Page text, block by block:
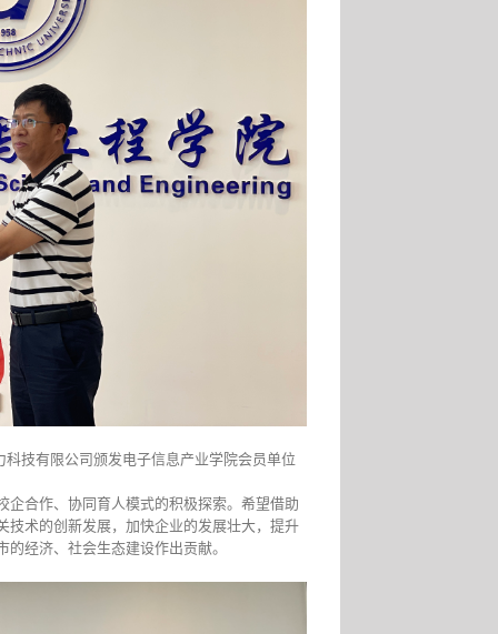
技有限公司颁发电子信息产业学院会员单位
合作、协同育人模式的积极探索。希望借助
技术的创新发展，加快企业的发展壮大，提升
经济、社会生态建设作出贡献。